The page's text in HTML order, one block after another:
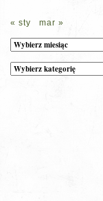
« sty mar »
Archiwum
Kategorie
wpisów